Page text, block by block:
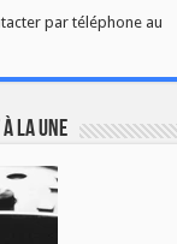
par téléphone au
la une